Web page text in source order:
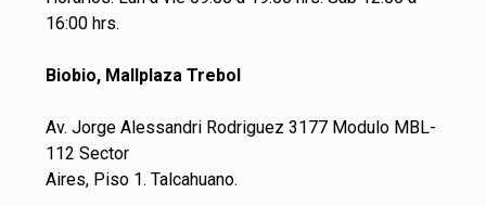
16:00 hrs.
Biobio, Mallplaza Trebol
Av. Jorge Alessandri Rodriguez 3177 Modulo MBL-
112 Sector
Aires, Piso 1. Talcahuano.